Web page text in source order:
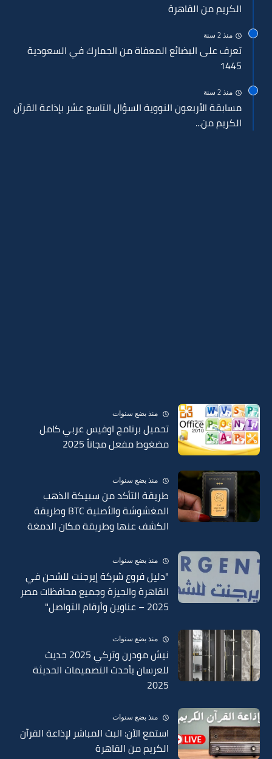
الكريم من القاهرة
منذ 2 سنة
تعرف على البضائع المعفاة من الجمارك في السعودية
1445
منذ 2 سنة
مسابقة الأربعون النووية السؤال التاسع عشر بإذاعة القرآن
الكريم من...
منذ بضع سنوات
تحميل برنامج اوفيس عربي كامل
مضغوط مفعل مجاناً 2025
منذ بضع سنوات
طريقة التأكد من سبيكة الذهب
المغشوشة والأصلية BTC وطريقة
الكشف عنها وطريقة مكان الدمغة
منذ بضع سنوات
"دليل فروع شركة إيرجنت للشحن في
القاهرة والجيزة وجميع محافظات مصر
2025 – عناوين وأرقام التواصل"
منذ بضع سنوات
نيش مودرن وتركي 2025 حديث
للعرسان بأحدث التصميمات الحديثة
2025
منذ بضع سنوات
استمع الآن: البث المباشر لإذاعة القرآن
الكريم من القاهرة